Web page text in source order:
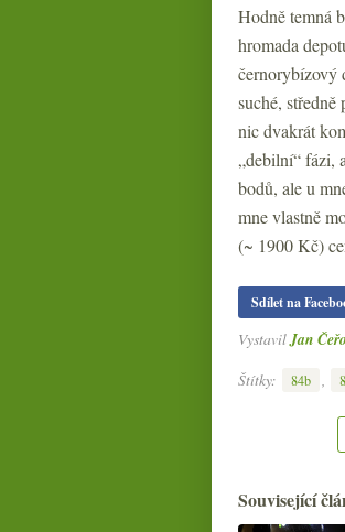
Hodně temná
hromada
černorybízový
suché,
nic dvakrát
„debilní“ fázi,
bodů, ale u
mne vlastně
(~ 1900 Kč)
Sdílet na
VystavilJan
Štítky:
84b
Související